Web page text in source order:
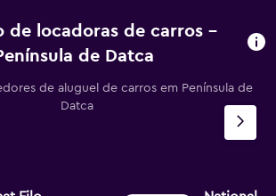
de locadoras de carros –
de Datca
de aluguel de carros em Península de
Datca